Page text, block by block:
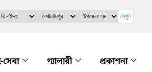
দেখুন
সেবা গ্যালারী প্রকাশনা